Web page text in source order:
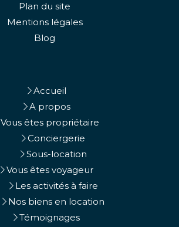
Plan du site
Mentions légales
Blog
Accueil
A propos
Vous êtes propriétaire
Conciergerie
Sous-location
Vous êtes voyageur
Les activités à faire
Nos biens en location
Témoignages